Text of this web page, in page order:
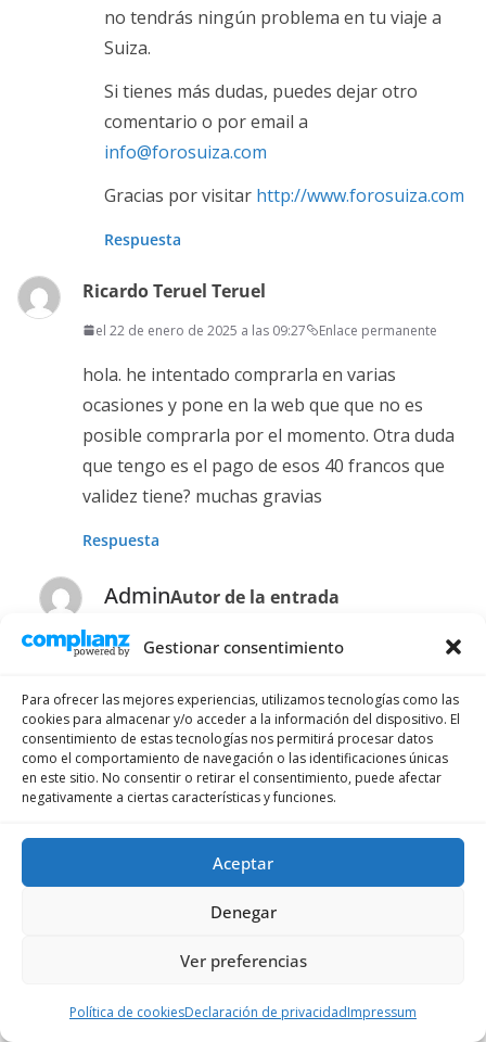
Gestionar consentimiento
Para ofrecer las mejores experiencias, utilizamos tecnologías como las
cookies para almacenar y/o acceder a la información del dispositivo. El
consentimiento de estas tecnologías nos permitirá procesar datos
como el comportamiento de navegación o las identificaciones únicas
en este sitio. No consentir o retirar el consentimiento, puede afectar
negativamente a ciertas características y funciones.
Aceptar
Denegar
Ver preferencias
Política de cookiesDeclaración de privacidadImpressum
no tendrás ningún problema en tu viaje a
Suiza.
Si tienes más dudas, puedes dejar otro
comentario o por email a
info@forosuiza.com
Gracias por visitar http://www.forosuiza.com
Respuesta
Ricardo Teruel Teruel
el 22 de enero de 2025 a las 09:27 Enlace permanente
hola. he intentado comprarla en varias
ocasiones y pone en la web que que no es
posible comprarla por el momento. Otra duda
que tengo es el pago de esos 40 francos que
validez tiene? muchas gravias
Respuesta
AdminAutor de la entrada
el 25 de enero de 2025 a las 14:07
Podrías mandarnos una captura de pantalla
a info@forosuiza.compara ayudarte con el
problema.
validez de los 40 francos. ¿Podrías
reformular la pregunta? Gracias.
Déjanos un mensaje y te ayudamos.
Un saludo.
Respuesta